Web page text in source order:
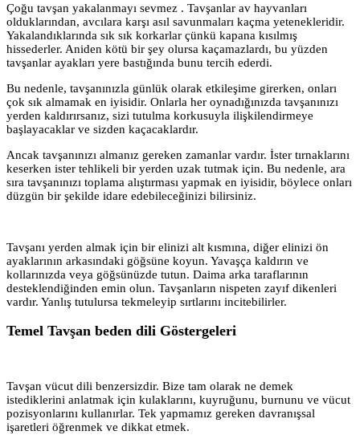
Çoğu tavşan yakalanmayı sevmez . Tavşanlar av hayvanları
olduklarından, avcılara karşı asıl savunmaları kaçma yetenekleridir.
Yakalandıklarında sık sık korkarlar çünkü kapana kısılmış
hissederler. Aniden kötü bir şey olursa kaçamazlardı, bu yüzden
tavşanlar ayakları yere bastığında bunu tercih ederdi.
Bu nedenle, tavşanınızla günlük olarak etkileşime girerken, onları
çok sık almamak en iyisidir. Onlarla her oynadığınızda tavşanınızı
yerden kaldırırsanız, sizi tutulma korkusuyla ilişkilendirmeye
başlayacaklar ve sizden kaçacaklardır.
Ancak tavşanınızı almanız gereken zamanlar vardır. İster tırnaklarını
keserken ister tehlikeli bir yerden uzak tutmak için. Bu nedenle, ara
sıra tavşanınızı toplama alıştırması yapmak en iyisidir, böylece onları
düzgün bir şekilde idare edebileceğinizi bilirsiniz.
Tavşanı yerden almak için bir elinizi alt kısmına, diğer elinizi ön
ayaklarının arkasındaki göğsüne koyun. Yavaşça kaldırın ve
kollarınızda veya göğsünüzde tutun. Daima arka taraflarının
desteklendiğinden emin olun. Tavşanların nispeten zayıf dikenleri
vardır. Yanlış tutulursa tekmeleyip sırtlarını incitebilirler.
Temel Tavşan beden dili Göstergeleri
Tavşan vücut dili benzersizdir. Bize tam olarak ne demek
istediklerini anlatmak için kulaklarını, kuyruğunu, burnunu ve vücut
pozisyonlarını kullanırlar. Tek yapmamız gereken davranışsal
işaretleri öğrenmek ve dikkat etmek.